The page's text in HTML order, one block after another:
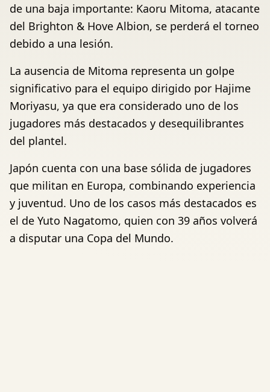
de una baja importante: Kaoru Mitoma, atacante
del Brighton & Hove Albion, se perderá el torneo
debido a una lesión.
La ausencia de Mitoma representa un golpe
significativo para el equipo dirigido por Hajime
Moriyasu, ya que era considerado uno de los
jugadores más destacados y desequilibrantes
del plantel.
Japón cuenta con una base sólida de jugadores
que militan en Europa, combinando experiencia
y juventud. Uno de los casos más destacados es
el de Yuto Nagatomo, quien con 39 años volverá
a disputar una Copa del Mundo.